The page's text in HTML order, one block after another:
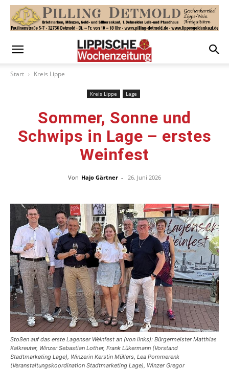
Start Kreis Lippe
Kreis Lippe Lage
Sommer, Sonne und
Schwips in Lage – erstes
Weinfest
Von Hajo Gärtner - 26. Juni 2026
Stoßen auf das erste Lagenser Weinfest an (von links): Bürgermeister Matthias
Kalkreuter, Winzer Sebastian Lother, Frank Lükermann (Vorstand
Stadtmarketing Lage), Winzerin Kerstin Müllers, Lea Pommerenk
(Veranstaltungskoordination Stadtmarketing Lage), Winzer Gregor